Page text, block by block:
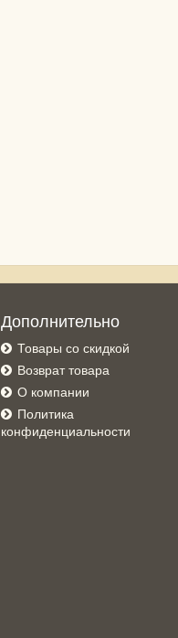
Дополнительно
Товары со скидкой
Возврат товара
О компании
Политика
конфиденциальности